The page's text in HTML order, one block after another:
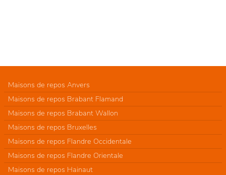
Maisons de repos Anvers
Maisons de repos Brabant Flamand
Maisons de repos Brabant Wallon
Maisons de repos Bruxelles
Maisons de repos Flandre Occidentale
Maisons de repos Flandre Orientale
Maisons de repos Hainaut